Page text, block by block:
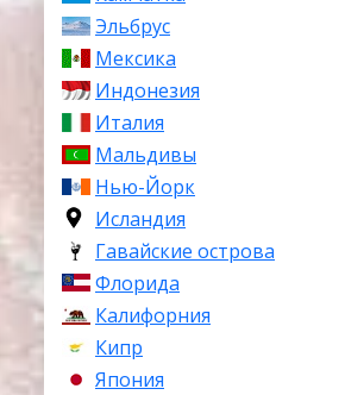
Эльбрус
Мексика
Индонезия
Италия
Мальдивы
Нью-Йорк
Исландия
Гавайские острова
Флорида
Калифорния
Кипр
Япония